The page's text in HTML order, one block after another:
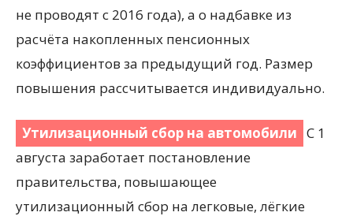
не проводят с 2016 года), а о надбавке из
расчёта накопленных пенсионных
коэффициентов за предыдущий год. Размер
повышения рассчитывается индивидуально.
Утилизационный сбор на автомобили С 1
августа заработает постановление
правительства, повышающее
утилизационный сбор на легковые, лёгкие